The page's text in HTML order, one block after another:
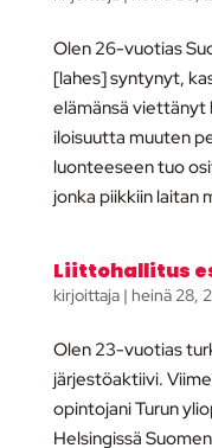
Olen 26-vuotias
[lahes] syntynyt,
elämänsä viettänyt
iloisuutta muuten
luonteeseen tuo
jonka piikkiin laitan
Liittohallitus
kirjoittaja | heinä 28,
Olen 23-vuotias
järjestöaktiivi.
opintojani Turun
Helsingissä